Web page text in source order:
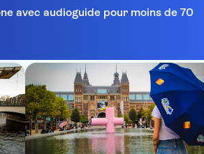
avec audioguide pour moins de 70